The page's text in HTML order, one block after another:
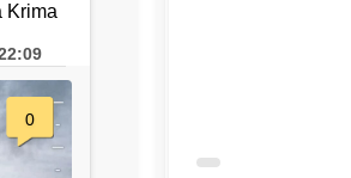
Krima
0